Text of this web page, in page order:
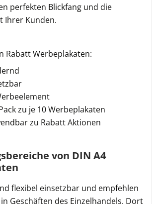
perfekten Blickfang und die
Ihrer Kunden.
Rabatt Werbeplakaten:
zu je 10 Werbeplakaten
zu Rabatt Aktionen
von DIN A4
flexibel einsetzbar und empfehlen
Geschäften des Einzelhandels. Dort